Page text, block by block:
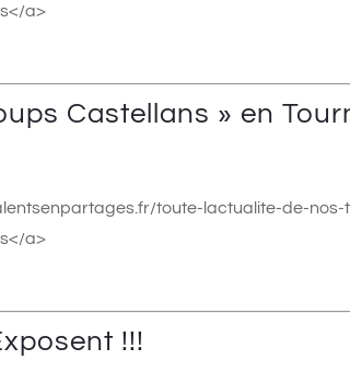
a>
Castellans » en
toute-lactualite-de-nos-
a>
!!!